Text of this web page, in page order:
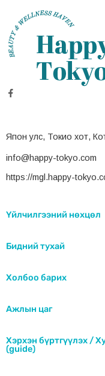
Япон улс, Токио хот,
info@happy-tokyo.com
https://mgl.happy-
Үйлчилгээний нөхцөл
Бидний тухай
Холбоо барих
Ажлын цаг
Хэрхэн бүртгүүлэх /
(guide)